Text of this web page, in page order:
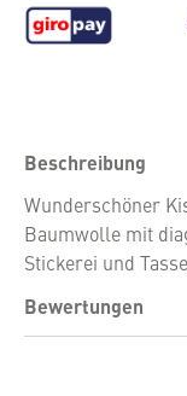
Beschreibung
Wunderschöner
Baumwolle mit
Stickerei und
Bewertungen